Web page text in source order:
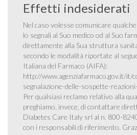
Effetti indesiderati
Nel caso volesse comunicare
lo segnali al Suo medico od al Suo
direttamente alla Sua struttura
secondo le modalità riportate al
Italiana del Farmaco (AIFA):
http://www.agenziafarmaco.gov.it/it/
segnalazione-delle-sospette-
Per qualsiasi reclamo relativo alla
preghiamo, invece, di contattare
Diabetes Care Italy srl al n. 800-
con i responsabili di riferimento.